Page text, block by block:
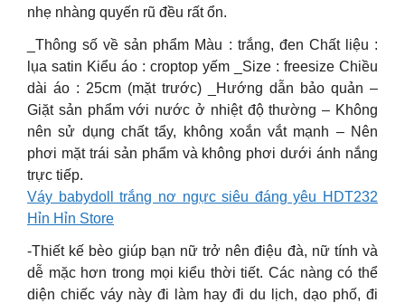
nhẹ nhàng quyến rũ đều rất ổn.
_Thông số về sản phẩm Màu : trắng, đen Chất liệu :
lụa satin Kiểu áo : croptop yếm _Size : freesize Chiều
dài áo : 25cm (mặt trước) _Hướng dẫn bảo quản –
Giặt sản phẩm với nước ở nhiệt độ thường – Không
nên sử dụng chất tẩy, không xoắn vắt mạnh – Nên
phơi mặt trái sản phẩm và không phơi dưới ánh nắng
trực tiếp.
Váy babydoll trắng nơ ngực siêu đáng yêu HDT232
Hỉn Hỉn Store
-Thiết kế bèo giúp bạn nữ trở nên điệu đà, nữ tính và
dễ mặc hơn trong mọi kiểu thời tiết. Các nàng có thể
diện chiếc váy này đi làm hay đi du lịch, dạo phố, đi